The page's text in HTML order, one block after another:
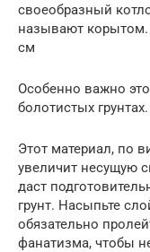
своеобразный
называют корытом.
см
Особенно важно
болотистых
Этот материал, по
увеличит несущую
даст
грунт. Насыпьте
обязательно
фанатизма, чтобы